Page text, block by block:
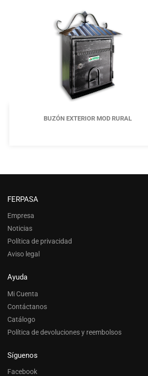
BUZÓN EXTERIOR MOD RURAL
FERPASA
Empresa
Noticias
Política de privacidad
Aviso legal
Ayuda
Mi Cuenta
Contáctanos
Catálogo
Política de devoluciones y reembolsos
Síguenos
Facebook